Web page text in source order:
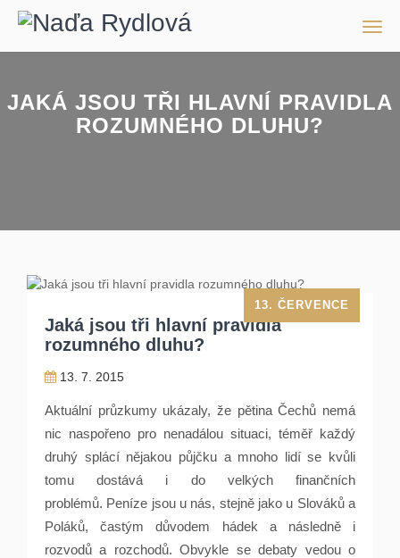
JAKÁ JSOU TŘI HLAVNÍ PRAVIDLA
ROZUMNÉHO DLUHU?
Jaká jsou tři hlavní pravidla
rozumného dluhu?
13. 7. 2015
13. ČERVENCE
Aktuální průzkumy ukázaly, že pětina Čechů nemá
nic naspořeno pro nenadálou situaci, téměř každý
druhý splácí nějakou půjčku a mnoho lidí se kvůli
tomu dostává i do velkých finančních
problémů. Peníze jsou u nás, stejně jako u Slováků a
Poláků, častým důvodem hádek a následně i
rozvodů a rozchodů. Obvykle se debaty vedou o